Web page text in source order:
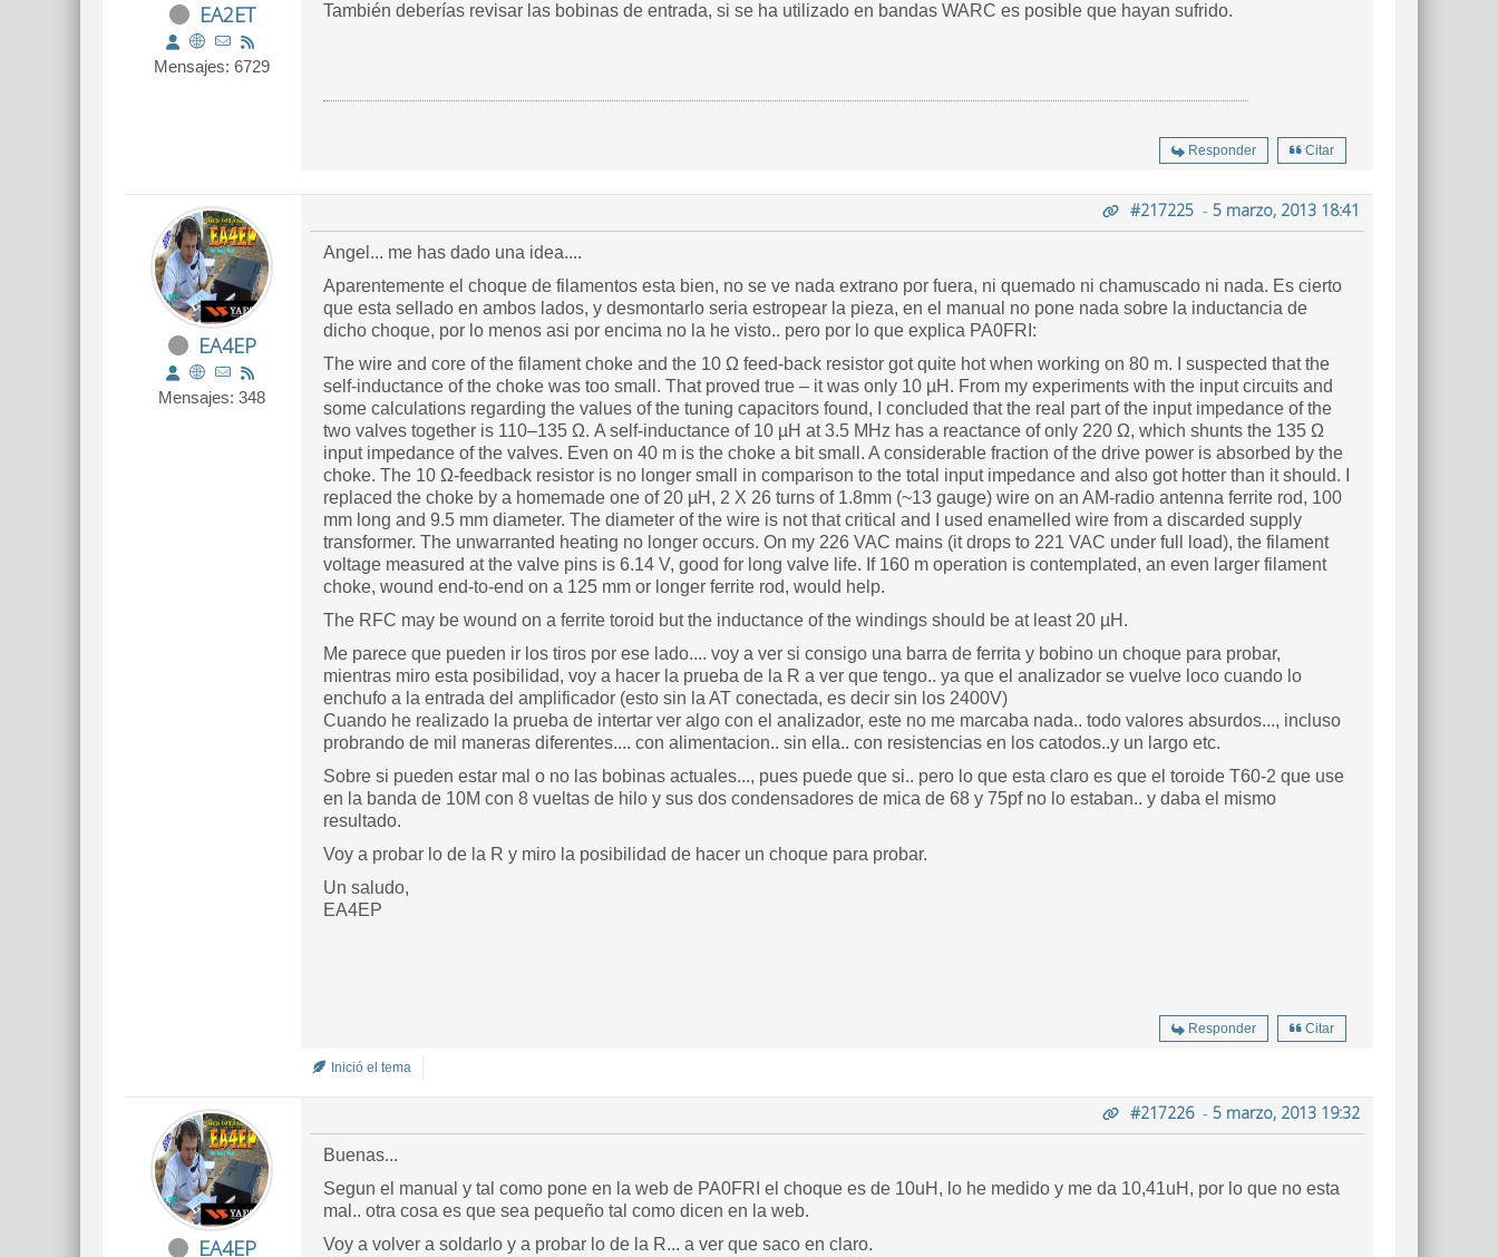
EA2ET
Mensajes: 6729
También deberías revisar las bobinas de entrada, si se ha utilizado en bandas WARC es posible que hayan sufrido.
Responder Citar
EA4EP
Mensajes: 348
#217225 - 5 marzo, 2013 18:41
Angel... me has dado una idea....
Aparentemente el choque de filamentos esta bien, no se ve nada extrano por fuera, ni quemado ni chamuscado ni nada. Es cierto
que esta sellado en ambos lados, y desmontarlo seria estropear la pieza, en el manual no pone nada sobre la inductancia de
dicho choque, por lo menos asi por encima no la he visto.. pero por lo que explica PA0FRI:
The wire and core of the filament choke and the 10 Ω feed-back resistor got quite hot when working on 80 m. I suspected that the
self-inductance of the choke was too small. That proved true – it was only 10 µH. From my experiments with the input circuits and
some calculations regarding the values of the tuning capacitors found, I concluded that the real part of the input impedance of the
two valves together is 110–135 Ω. A self-inductance of 10 µH at 3.5 MHz has a reactance of only 220 Ω, which shunts the 135 Ω
input impedance of the valves. Even on 40 m is the choke a bit small. A considerable fraction of the drive power is absorbed by the
choke. The 10 Ω-feedback resistor is no longer small in comparison to the total input impedance and also got hotter than it should. I
replaced the choke by a homemade one of 20 µH, 2 Χ 26 turns of 1.8mm (~13 gauge) wire on an AM-radio antenna ferrite rod, 100
mm long and 9.5 mm diameter. The diameter of the wire is not that critical and I used enamelled wire from a discarded supply
transformer. The unwarranted heating no longer occurs. On my 226 VAC mains (it drops to 221 VAC under full load), the filament
voltage measured at the valve pins is 6.14 V, good for long valve life. If 160 m operation is contemplated, an even larger filament
choke, wound end-to-end on a 125 mm or longer ferrite rod, would help.
The RFC may be wound on a ferrite toroid but the inductance of the windings should be at least 20 µH.
Me parece que pueden ir los tiros por ese lado.... voy a ver si consigo una barra de ferrita y bobino un choque para probar,
mientras miro esta posibilidad, voy a hacer la prueba de la R a ver que tengo.. ya que el analizador se vuelve loco cuando lo
enchufo a la entrada del amplificador (esto sin la AT conectada, es decir sin los 2400V)
Cuando he realizado la prueba de intertar ver algo con el analizador, este no me marcaba nada.. todo valores absurdos..., incluso
probrando de mil maneras diferentes.... con alimentacion.. sin ella.. con resistencias en los catodos..y un largo etc.
Sobre si pueden estar mal o no las bobinas actuales..., pues puede que si.. pero lo que esta claro es que el toroide T60-2 que use
en la banda de 10M con 8 vueltas de hilo y sus dos condensadores de mica de 68 y 75pf no lo estaban.. y daba el mismo
resultado.
Voy a probar lo de la R y miro la posibilidad de hacer un choque para probar.
Un saludo,
EA4EP
Responder Citar
Inició el tema
EA4EP
#217226- 5 marzo, 2013 19:32
Buenas...
Segun el manual y tal como pone en la web de PA0FRI el choque es de 10uH, lo he medido y me da 10,41uH, por lo que no esta
mal.. otra cosa es que sea pequeño tal como dicen en la web.
Voy a volver a soldarlo y a probar lo de la R... a ver que saco en claro.